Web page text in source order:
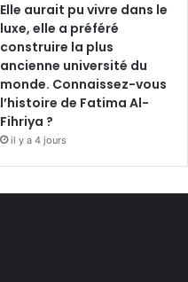
Elle aurait pu vivre dans le
luxe, elle a préféré
construire la plus
ancienne université du
monde. Connaissez-vous
l’histoire de Fatima Al-
Fihriya ?
il y a 4 jours